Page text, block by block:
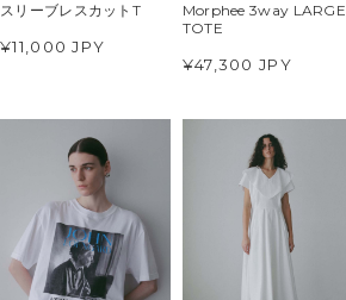
スリーブレスカットT
¥11,000 JPY
Morphee 3way LARGE
TOTE
¥47,300 JPY